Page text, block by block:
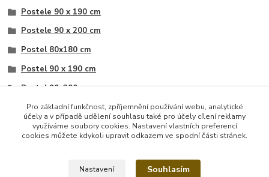
Postele 90 x 190 cm
Postele 90 x 200 cm
Postel 80x180 cm
Postel 90 x 190 cm
Postel 90x200 cm
Postele s výsuvnou přistýlkou
Postele s výsuvnou přistýlkou
Pro základní funkčnost, zpříjemnění používání webu, analytické
účely a v případě udělení souhlasu také pro účely cílení reklamy
využíváme soubory cookies. Nastavení vlastních preferencí
cookies můžete kdykoli upravit odkazem ve spodní části stránek.
Nastavení Souhlasím